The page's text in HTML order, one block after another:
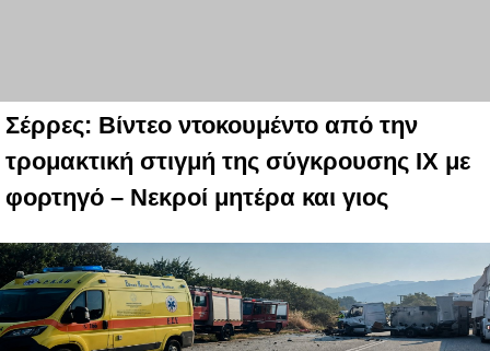
Σέρρες: Βίντεο ντοκουμέντο από την
τρομακτική στιγμή της σύγκρουσης ΙΧ με
φορτηγό – Νεκροί μητέρα και γιος